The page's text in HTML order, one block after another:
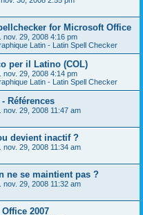
for Microsoft Office
nov. 29, 2008 4:16 pm
Latin - Latin Spell Checker
per il Latino (COL)
nov. 29, 2008 4:14 pm
Latin - Latin Spell Checker
Références
nov. 29, 2008 11:47 am
devient inactif ?
nov. 29, 2008 11:34 am
ne se maintient pas ?
nov. 29, 2008 11:32 am
2007